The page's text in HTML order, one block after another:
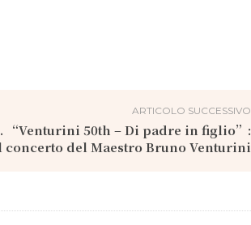
ARTICOLO SUCCESSIVO
“Venturini 50th – Di padre in figlio”:
concerto del Maestro Bruno Venturini